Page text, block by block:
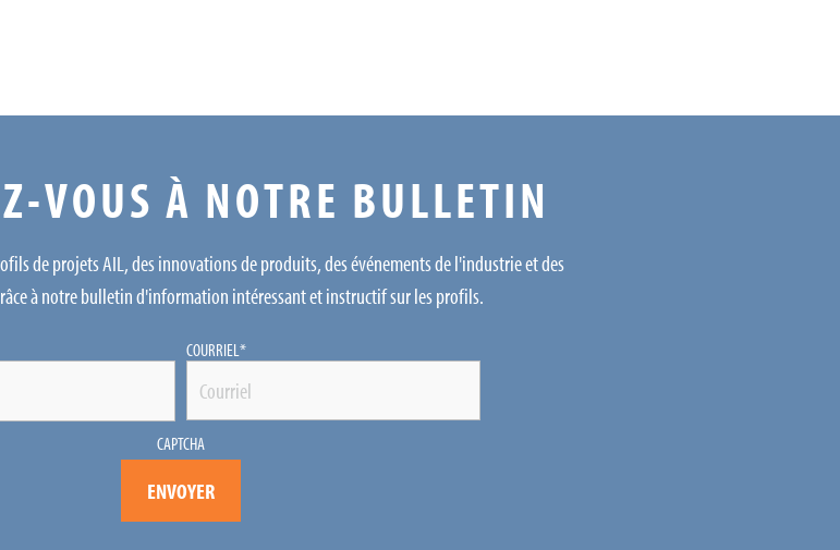
VOUS À NOTRE BULLETIN
de projets AIL, des innovations de produits, des événements de l'industrie et des
à notre bulletin d'information intéressant et instructif sur les profils.
COURRIEL*
CAPTCHA